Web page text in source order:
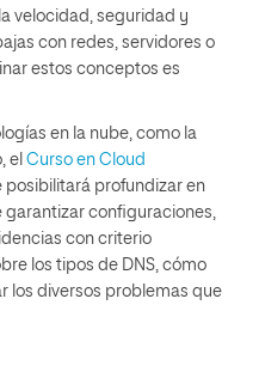
velocidad, seguridad y
con redes, servidores o
estos conceptos es
en la nube, como la
el Curso en Cloud
posibilitará profundizar en
configuraciones,
con criterio
los tipos de DNS, cómo
los diversos problemas que